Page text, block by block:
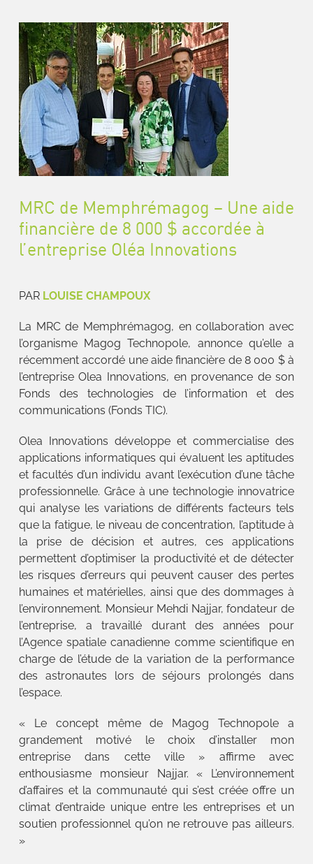
MRC de Memphrémagog – Une aide
financière de 8 000 $ accordée à
l’entreprise Oléa Innovations
PAR LOUISE CHAMPOUX
La MRC de Memphrémagog, en collaboration avec
l’organisme Magog Technopole, annonce qu’elle a
récemment accordé une aide financière de 8 000 $ à
l’entreprise Olea Innovations, en provenance de son
Fonds des technologies de l’information et des
communications (Fonds TIC).
Olea Innovations développe et commercialise des
applications informatiques qui évaluent les aptitudes
et facultés d’un individu avant l’exécution d’une tâche
professionnelle. Grâce à une technologie innovatrice
qui analyse les variations de différents facteurs tels
que la fatigue, le niveau de concentration, l’aptitude à
la prise de décision et autres, ces applications
permettent d’optimiser la productivité et de détecter
les risques d’erreurs qui peuvent causer des pertes
humaines et matérielles, ainsi que des dommages à
l’environnement. Monsieur Mehdi Najjar, fondateur de
l’entreprise, a travaillé durant des années pour
l’Agence spatiale canadienne comme scientifique en
charge de l’étude de la variation de la performance
des astronautes lors de séjours prolongés dans
l’espace.
« Le concept même de Magog Technopole a
grandement motivé le choix d’installer mon
entreprise dans cette ville » affirme avec
enthousiasme monsieur Najjar. « L’environnement
d’affaires et la communauté qui s’est créée offre un
climat d’entraide unique entre les entreprises et un
soutien professionnel qu’on ne retrouve pas ailleurs.
»